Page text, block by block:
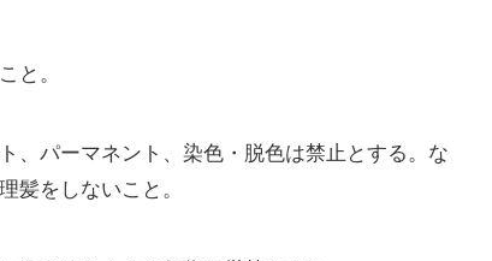
と。
、パーマネント、染色・脱色は禁止とする。な
髪をしないこと。